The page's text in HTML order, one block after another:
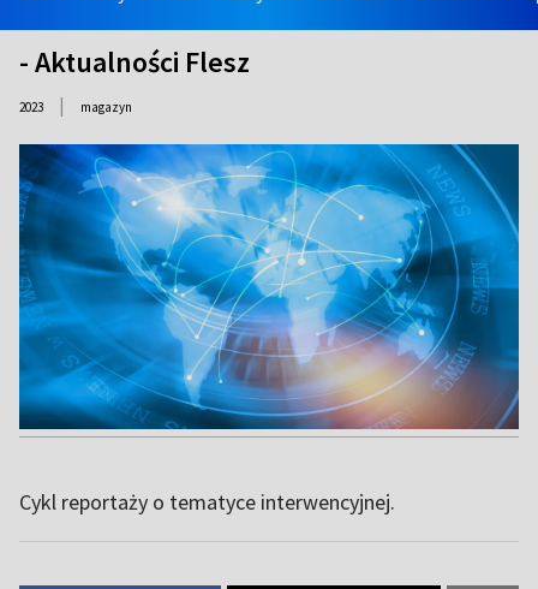
- Aktualności Flesz
2023 | magazyn
Cykl reportaży o tematyce interwencyjnej.